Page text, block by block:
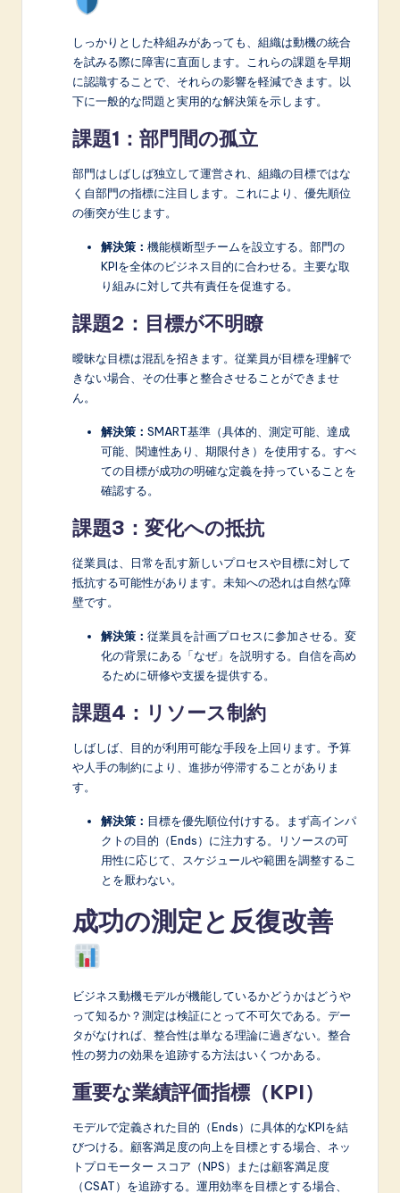
しっかりとした枠組みがあっても、組織は動機の統合
を試みる際に障害に直面します。これらの課題を早期
に認識することで、それらの影響を軽減できます。以
下に一般的な問題と実用的な解決策を示します。
課題1：部門間の孤立
部門はしばしば独立して運営され、組織の目標ではな
く自部門の指標に注目します。これにより、優先順位
の衝突が生じます。
解決策： 機能横断型チームを設立する。部門の
KPIを全体のビジネス目的に合わせる。主要な取
り組みに対して共有責任を促進する。
課題2：目標が不明瞭
曖昧な目標は混乱を招きます。従業員が目標を理解で
きない場合、その仕事と整合させることができませ
ん。
解決策： SMART基準（具体的、測定可能、達成
可能、関連性あり、期限付き）を使用する。すべ
ての目標が成功の明確な定義を持っていることを
確認する。
課題3：変化への抵抗
従業員は、日常を乱す新しいプロセスや目標に対して
抵抗する可能性があります。未知への恐れは自然な障
壁です。
解決策： 従業員を計画プロセスに参加させる。変
化の背景にある「なぜ」を説明する。自信を高め
るために研修や支援を提供する。
課題4：リソース制約
しばしば、目的が利用可能な手段を上回ります。予算
や人手の制約により、進捗が停滞することがありま
す。
解決策： 目標を優先順位付けする。まず高インパ
クトの目的（Ends）に注力する。リソースの可
用性に応じて、スケジュールや範囲を調整するこ
とを厭わない。
成功の測定と反復改善
ビジネス動機モデルが機能しているかどうかはどうや
って知るか？測定は検証にとって不可欠である。デー
タがなければ、整合性は単なる理論に過ぎない。整合
性の努力の効果を追跡する方法はいくつかある。
重要な業績評価指標（KPI）
モデルで定義された目的（Ends）に具体的なKPIを結
びつける。顧客満足度の向上を目標とする場合、ネッ
トプロモーター スコア（NPS）または顧客満足度
（CSAT）を追跡する。運用効率を目標とする場合、